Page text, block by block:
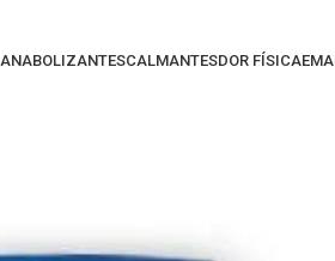
ANABOLIZANTESCALMANTESDOR FÍSICA